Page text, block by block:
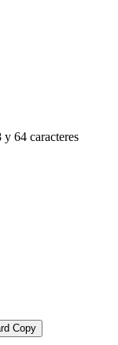
y 64 caracteres
Copy